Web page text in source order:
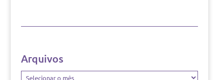
Arquivos
Arquivos